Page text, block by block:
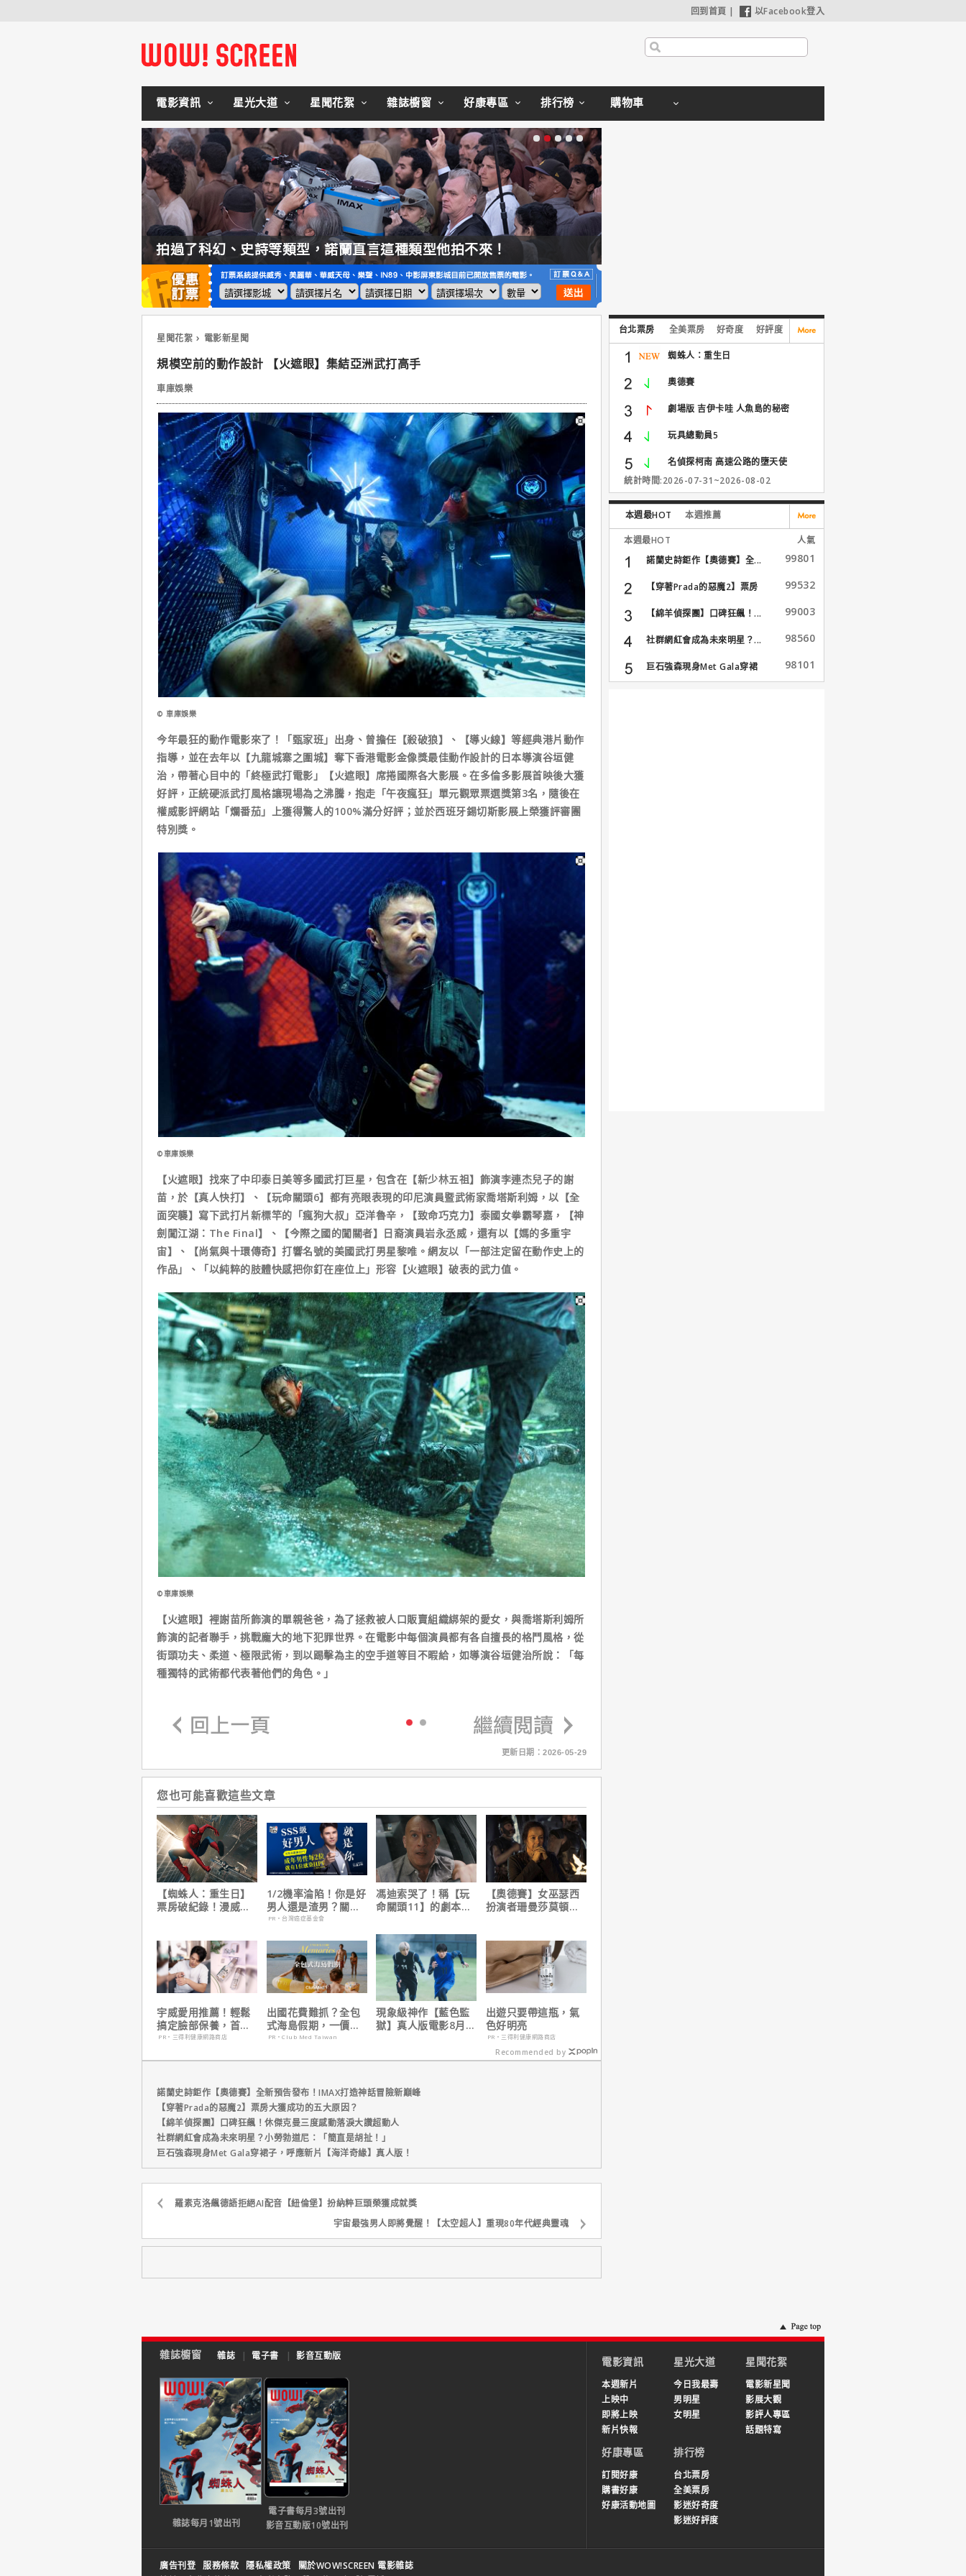
回到首頁 | 以Facebook登入
電影資訊 星光大道 星聞花絮 雜誌櫥窗 好康專區 排行榜 購物車
拍過了科幻、史詩等類型，諾蘭直言這種類型他拍不來！
星聞花絮 電影新星聞
規模空前的動作設計 【火遮眼】集結亞洲武打高手
車庫娛樂
© 車庫娛樂
今年最狂的動作電影來了！「甄家班」出身、曾擔任【殺破狼】、【導火線】等經典港片動作
指導，並在去年以【九龍城寨之圍城】奪下香港電影金像獎最佳動作設計的日本導演谷垣健
治，帶著心目中的「終極武打電影」【火遮眼】席捲國際各大影展。在多倫多影展首映後大獲
好評，正統硬派武打風格讓現場為之沸騰，抱走「午夜瘋狂」單元觀眾票選獎第3名，隨後在
權威影評網站「爛番茄」上獲得驚人的100%滿分好評；並於西班牙錫切斯影展上榮獲評審團
特別獎。
©車庫娛樂
【火遮眼】找來了中印泰日美等多國武打巨星，包含在【新少林五祖】飾演李連杰兒子的謝
苗，於【真人快打】、【玩命關頭6】都有亮眼表現的印尼演員暨武術家喬塔斯利姆，以【全
面突襲】寫下武打片新標竿的「瘋狗大叔」亞洋魯辛，【致命巧克力】泰國女拳霸琴嘉，【神
劍闖江湖：The Final】、【今際之國的闖關者】日裔演員岩永丞威，還有以【媽的多重宇
宙】、【尚氣與十環傳奇】打響名號的美國武打男星黎唯。網友以「一部注定留在動作史上的
作品」、「以純粹的肢體快感把你釘在座位上」形容【火遮眼】破表的武力值。
©車庫娛樂
【火遮眼】裡謝苗所飾演的單親爸爸，為了拯救被人口販賣組織綁架的愛女，與喬塔斯利姆所
飾演的記者聯手，挑戰龐大的地下犯罪世界。在電影中每個演員都有各自擅長的格鬥風格，從
街頭功夫、柔道、極限武術，到以踢擊為主的空手道等目不暇給，如導演谷垣健治所說：「每
種獨特的武術都代表著他們的角色。」
更新日期：2026-05-29
您也可能喜歡這些文章
【蜘蛛人：重生日】
票房破紀錄！漫威總
1/2機率淪陷！你是好
男人還是渣男？關鍵
在這
PR・台灣癌症基金會
馮迪索哭了！稱【玩
命關頭11】的劇本是
【奧德賽】女巫瑟西
扮演者珊曼莎莫頓曝
宇威愛用推薦！輕鬆
搞定臉部保養，首購
只要$390
PR・三得利健康網路商店
出國花費難抓？全包
式海島假期，一價搞
定食宿玩樂，省錢更
PR・Club Med Taiwan
現象級神作【藍色監
獄】真人版電影8月火
出遊只要帶這瓶，氣
色好明亮
PR・三得利健康網路商店
Recommended by
諾蘭史詩鉅作【奧德賽】全新預告發布！IMAX打造神話冒險新巔峰
【穿著Prada的惡魔2】票房大獲成功的五大原因？
【綿羊偵探團】口碑狂飆！休傑克曼三度感動落淚大讚超動人
社群網紅會成為未來明星？小勞勃道尼：「簡直是胡扯！」
巨石強森現身Met Gala穿裙子，呼應新片【海洋奇緣】真人版！
羅素克洛飆德語拒絕AI配音【紐倫堡】扮納粹巨頭榮獲成就獎
宇宙最強男人即將覺醒！【太空超人】重現80年代經典靈魂
台北票房 全美票房 好奇度 好評度
蜘蛛人：重生日
奧德賽
劇場版 吉伊卡哇 人魚島的秘密
玩具總動員5
名偵探柯南 高速公路的墮天使
統計時間:2026-07-31~2026-08-02
本週最HOT 本週推薦
本週最HOT
人氣
諾蘭史詩鉅作【奧德賽】全...
99801
【穿著Prada的惡魔2】票房
99532
【綿羊偵探團】口碑狂飆！... 99003
社群網紅會成為未來明星？... 98560
巨石強森現身Met Gala穿裙
子...
98101
雜誌櫥窗 雜誌 | 電子書 | 影音互動版
雜誌每月1號出刊
電子書每月3號出刊
影音互動版10號出刊
電影資訊
本週新片
上映中
即將上映
新片快報
星光大道
今日我最壽
男明星
女明星
星聞花絮
電影新星聞
影展大觀
影評人專區
話題特寫
好康專區
訂閱好康
購書好康
好康活動地圖
排行榜
台北票房
全美票房
影迷好奇度
影迷好評度
廣告刊登 服務條款 隱私權政策
關於WOW!SCREEN 電影雜誌